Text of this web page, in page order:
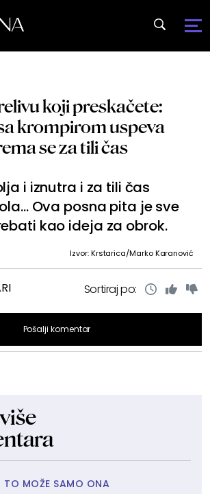
koji preskačete:
krompirom uspeva
se za tili čas
i iznutra i za tili čas
Ova posna pita je sve
kao ideja za obrok.
Izvor: Krstarica/Marko Karanović
Sortiraj po:
Pošalji komentar
TO MOŽE SAMO ONA